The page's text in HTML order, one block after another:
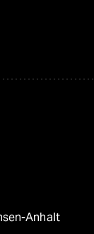
Anhalt